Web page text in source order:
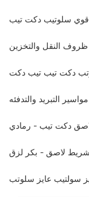
سلوتيب دكت تيب
النقل والتخزين
التبريد والتدفئه
دكت تيب - رمادي
لاصق - بكر لزق
سولتيب عايز سلوتب